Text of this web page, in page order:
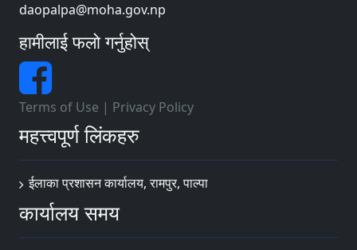
daopalpa@moha.gov.np
हामीलाई फलो गर्नुहोस्
Terms of Use | Privacy Policy
महत्त्वपूर्ण लिंकहरु
ईलाका प्रशासन कार्यालय, रामपुर, पाल्पा
कार्यालय समय